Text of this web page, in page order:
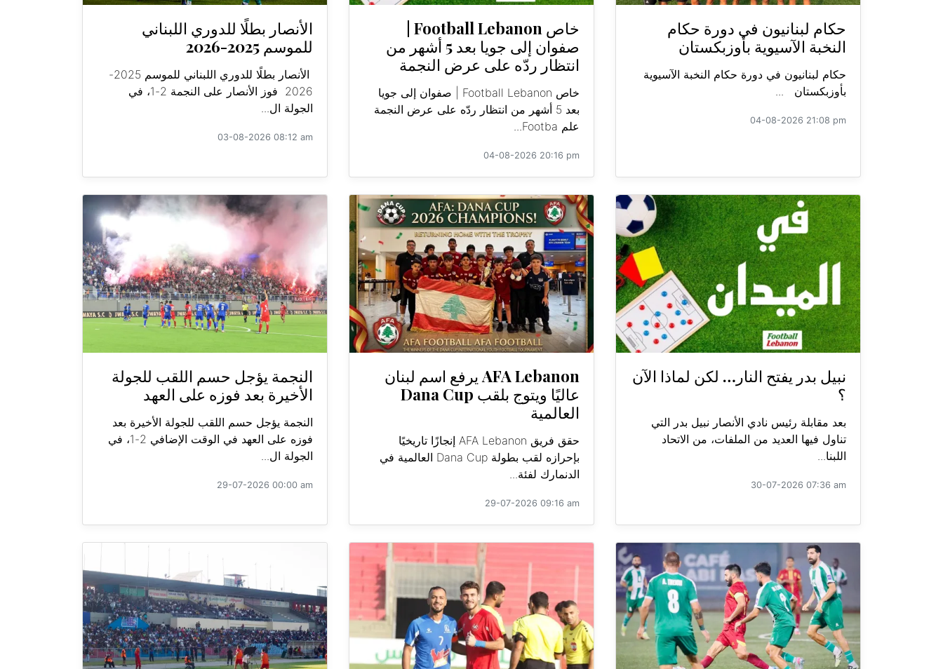
حكام لبنانيون في دورة حكام
النخبة الآسيوية بأوزبكستان
حكام لبنانيون في دورة حكام النخبة الآسيوية
بأوزبكستان ...
04-08-2026 21:08 pm
صفوان إلى جويا بعد 5 أشهر من
انتظار ردّه على عرض النجمة
خاص Football Lebanon | صفوان إلى جويا
بعد 5 أشهر من انتظار ردّه على عرض النجمة
علم Footba...
04-08-2026 20:16 pm
الأنصار بطلًا للدوري اللبناني
للموسم 2025-2026
الأنصار بطلًا للدوري اللبناني للموسم 2025-
2026 فوز الأنصار على النجمة 2-1، في
الجولة ال...
03-08-2026 08:12 am
نبيل بدر يفتح النار… لكن لماذا الآن
؟
بعد مقابلة رئيس نادي الأنصار نبيل بدر التي
تناول فيها العديد من الملفات، من الاتحاد
اللبنا...
30-07-2026 07:36 am
AFA Lebanon يرفع اسم لبنان
عاليًا ويتوج بلقب Dana Cup
العالمية
حقق فريق AFA Lebanon إنجازًا تاريخيًا
بإحرازه لقب بطولة Dana Cup العالمية في
الدنمارك لفئة...
29-07-2026 09:16 am
النجمة يؤجل حسم اللقب للجولة
الأخيرة بعد فوزه على العهد
النجمة يؤجل حسم اللقب للجولة الأخيرة بعد
فوزه على العهد في الوقت الإضافي 2-1، في
الجولة ال...
29-07-2026 00:00 am